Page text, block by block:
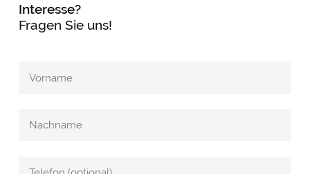
Interesse?
Fragen Sie uns!